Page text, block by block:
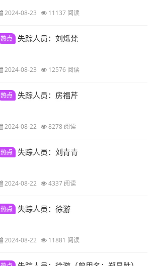
2024-08-23 11137 阅读
热点 失踪人员：刘烁梵
2024-08-23 12576 阅读
热点 失踪人员：房福芹
2024-08-22 8278 阅读
热点 失踪人员：刘青青
2024-08-22 4337 阅读
热点 失踪人员：徐游
2024-08-22 11881 阅读